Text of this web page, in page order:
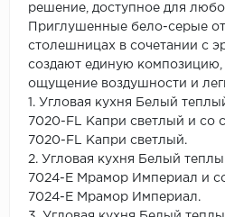
решение, доступное для
Приглушенные бело-серые
столешницах в сочетании с
создают единую
ощущение воздушности и
1. Угловая кухня Белый
7020-FL Капри светлый и со
7020-FL Капри светлый.
2. Угловая кухня Белый
7024-Е Мрамор Империал и
7024-Е Мрамор Империал.